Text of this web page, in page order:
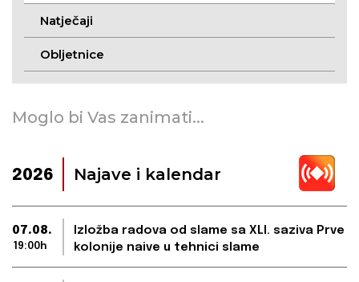
Natječaji
Obljetnice
Moglo bi Vas zanimati...
2026 Najave i kalendar
07.08.
19:00h
Izložba radova od slame sa XLI. saziva Prve
kolonije naive u tehnici slame